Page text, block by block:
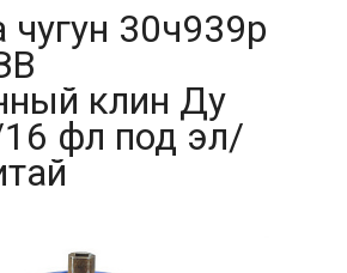
30ч939р
клин Ду
фл под эл/